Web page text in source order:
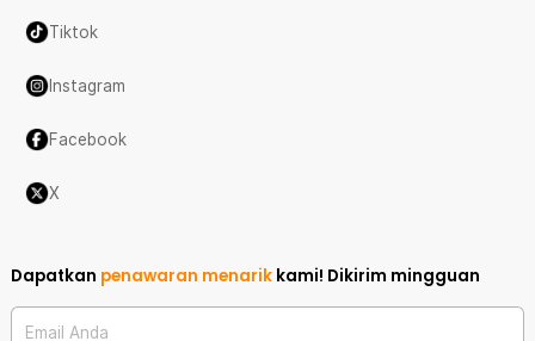
Tiktok
Instagram
Facebook
X
Dapatkan penawaran menarik kami! Dikirim mingguan
Email Anda